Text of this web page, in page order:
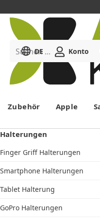
Menü
Suchen ...
DE Konto
Zubehör Apple
Halterungen
Finger Griff Halterungen
Smartphone Halterungen
Tablet Halterung
GoPro Halterungen